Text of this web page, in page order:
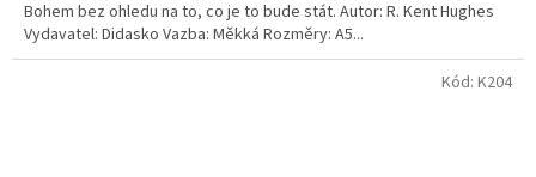
Bohem bez ohledu na to, co je to bude stát. Autor: R. Kent Hughes
Vydavatel: Didasko Vazba: Měkká Rozměry: A5...
Kód: K204